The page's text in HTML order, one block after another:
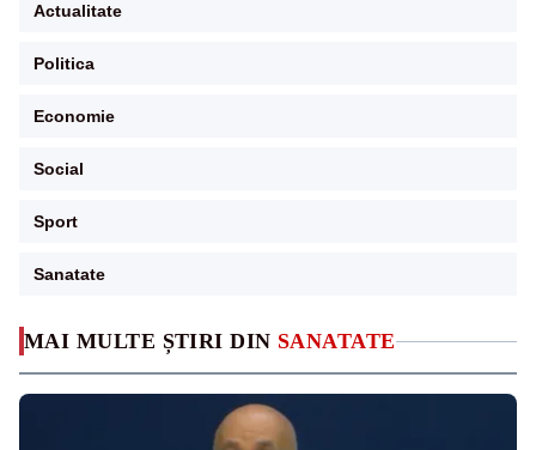
MAI MULTE ȘTIRI DIN SANATATE
Actualitate
Politica
Economie
Social
Sport
Sanatate